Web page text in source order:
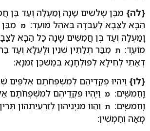
{לה} מִבֶּן שְׁלֹשִׁים שָׁנָה וָמַעְלָה וְעַד בֶּן
הַבָּא לַצָּבָא לַֽעֲבֹדָה בְּאֹהֶל מוֹעֵֽד: מ
וָמַעְלָה וְעַד בֶּן חֲמִשִּׁים שָׁנָה כָּל הַבָּא
מוֹעֵֽד: ת מִבַּר תְּלָתִין שְׁנִין וּלְעֵלָא וְעַד
דְאָתֵי לְחֵילָא לְפוּלְחָנָא בְּמַשְׁכַּן זִמְנָא:
{לו} וַיִּֽהְיוּ פְקֻֽדֵיהֶם לְמִשְׁפְּחֹתָם אַלְפַּיִם
וַֽחֲמִשִּֽׁים: מ וַיִּֽהְיוּ פְקֻֽדֵיהֶם לְמִשְׁפְּחֹתָם
וַֽחֲמִשִּֽׁים: ת וַהֲווֹ מִנְיָנֵיהוֹן לְזַרְעֲיַתְהוֹן
מְאָה וְחַמְשִׁין: